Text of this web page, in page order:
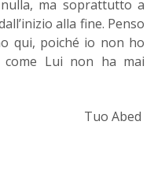
ma soprattutto a
alla fine. Penso
qui, poiché io non ho
Lui non ha mai
Tuo Abed